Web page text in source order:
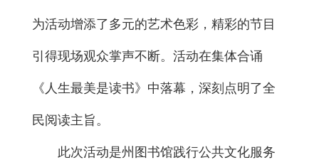
为活动增添了多元的艺术色彩，精彩的节目
引得现场观众掌声不断。活动在集体合诵
《人生最美是读书》中落幕，深刻点明了全
民阅读主旨。
此次活动是州图书馆践行公共文化服务